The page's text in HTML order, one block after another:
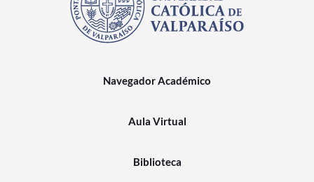
Navegador Académico
Aula Virtual
Biblioteca